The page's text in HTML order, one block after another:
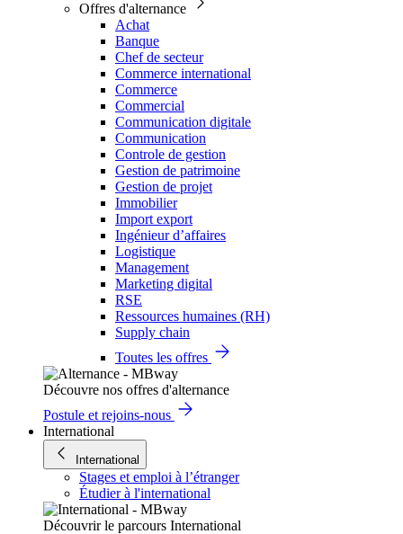
Offres d'alternance
Achat
Banque
Chef de secteur
Commerce international
Commerce
Commercial
Communication digitale
Communication
Controle de gestion
Gestion de patrimoine
Gestion de projet
Immobilier
Import export
Ingénieur d’affaires
Logistique
Management
Marketing digital
RSE
Ressources humaines (RH)
Supply chain
Toutes les offres
Découvre nos offres d'alternance
Postule et rejoins-nous
International
International
Stages et emploi à l’étranger
Étudier à l'international
Découvrir le parcours International